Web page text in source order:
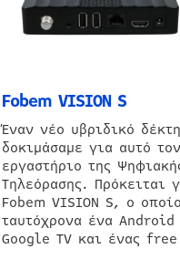
Fobem VISION S
Έναν νέο υβριδικό δέκτη
δοκιμάσαμε για αυτό
εργαστήριο της
Τηλεόρασης. Πρόκειται
Fobem VISION S, ο
ταυτόχρονα ένα Android
Google TV και ένας